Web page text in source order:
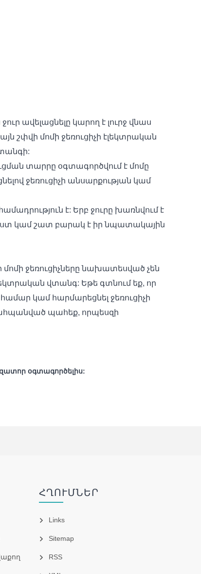
ավելացնելը կարող է լուրջ վնաս
շփվի մոմի ջեռուցիչի էլեկտրական
տարրը օգտագործվում է մոմը
ջեռուցիչի անսարքության կամ
է: Երբ ջուրը խառնվում է
կամ շատ բարակ է իր նպատակային
մոմի ջեռուցիչները նախատեսված չեն
վտանգ: Եթե ​​գտնում եք, որ
կամ հարմարեցնել ջեռուցիչի
պահեք, որպեսզի
օգտագործելիս:
ՀՂՈՒՄՆԵՐ
Links
Sitemap
RSS